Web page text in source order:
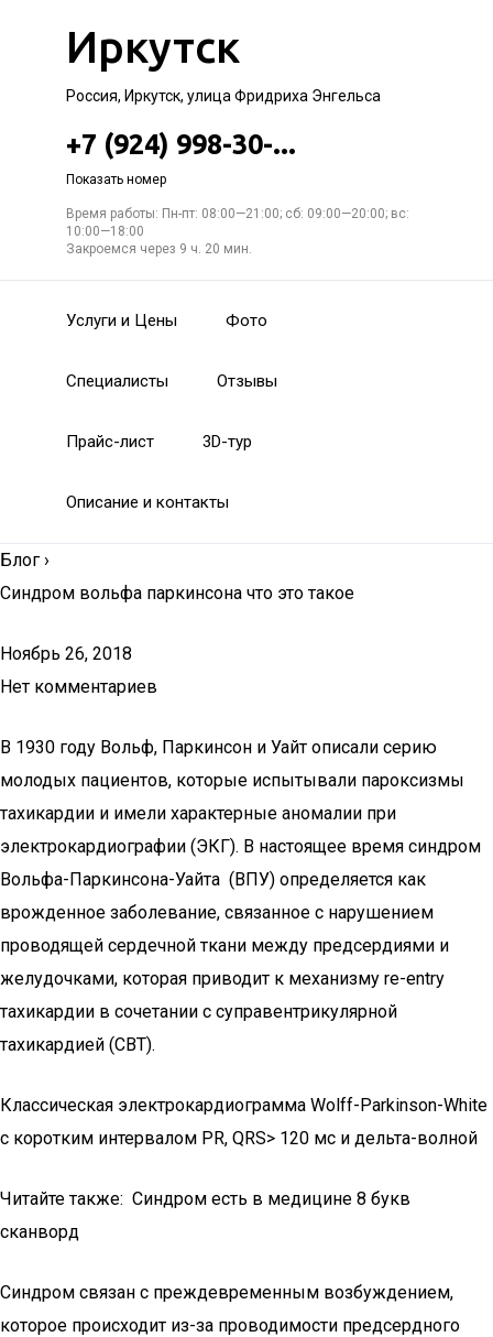
Иркутск
Россия, Иркутск, улица Фридриха Энгельса
+7 (924) 998-30-...
Показать номер
Время работы: Пн-пт: 08:00—21:00; сб: 09:00—20:00; вс:
10:00—18:00
Закроемся через 9 ч. 20 мин.
Услуги и Цены Фото
Специалисты Отзывы
Прайс-лист 3D-тур
Описание и контакты
Блог ›
Синдром вольфа паркинсона что это такое
Ноябрь 26, 2018
Нет комментариев
В 1930 году Вольф, Паркинсон и Уайт описали серию
молодых пациентов, которые испытывали пароксизмы
тахикардии и имели характерные аномалии при
электрокардиографии (ЭКГ). В настоящее время синдром
Вольфа-Паркинсона-Уайта (ВПУ) определяется как
врожденное заболевание, связанное с нарушением
проводящей сердечной ткани между предсердиями и
желудочками, которая приводит к механизму re-entry
тахикардии в сочетании с суправентрикулярной
тахикардией (СВТ).
Классическая электрокардиограмма Wolff-Parkinson-White
с коротким интервалом PR, QRS> 120 мс и дельта-волной
Читайте также: Синдром есть в медицине 8 букв
сканворд
Синдром связан с преждевременным возбуждением,
которое происходит из-за проводимости предсердного